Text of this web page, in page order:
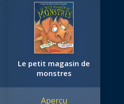
Le petit magasin de
monstres
Aperçu